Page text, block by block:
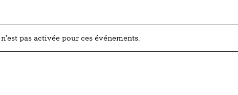
pas activée pour ces événements.